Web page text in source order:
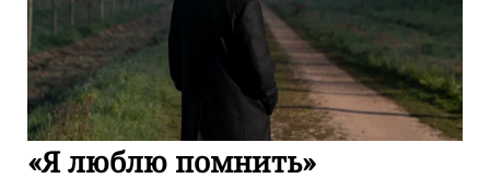
«Я люблю помнить»